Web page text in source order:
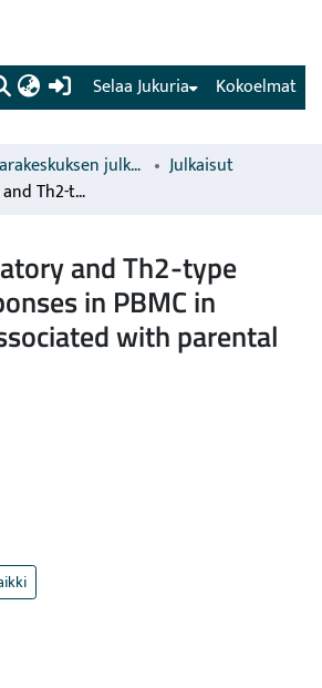
(current) Kokoelmat
Selaa Jukuria
Luonnonvarakeskuksen julkaisut
Julkaisut
Pro-inflammatory and Th2-type cytokine responses in PBMC in infants are associated with parental smoking
and Th2-type
in PBMC in
with parental